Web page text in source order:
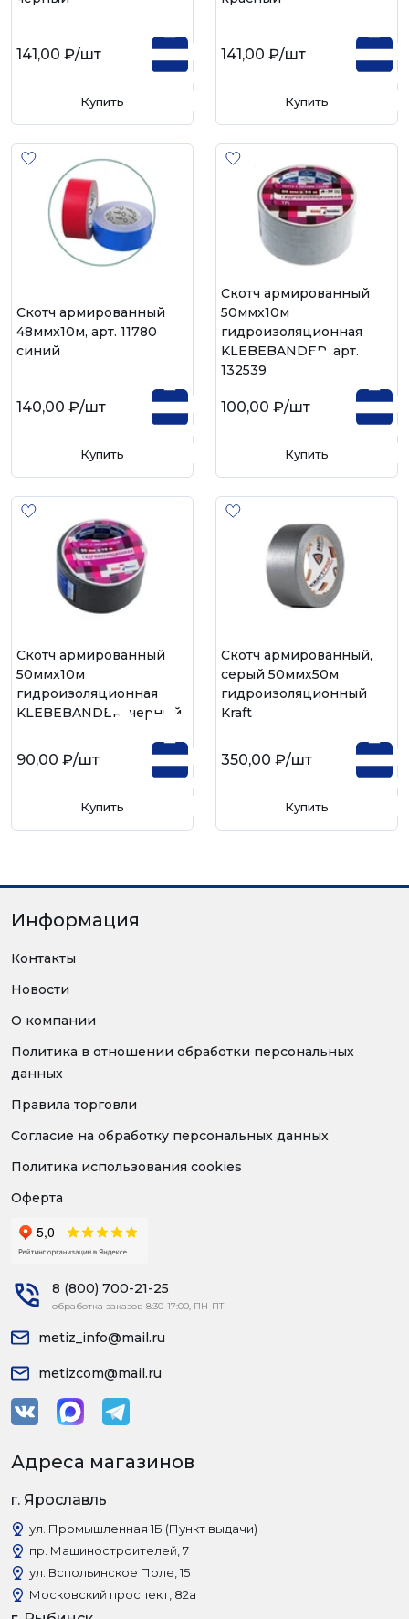
141,00 ₽/шт
Купить
141,00 ₽/шт
Купить
Скотч армированный
48ммх10м, арт. 11780
синий
140,00 ₽/шт
Купить
Скотч армированный
50ммх10м
гидроизоляционная
KLEBEBANDER, арт.
132539
100,00 ₽/шт
Купить
Скотч армированный
50ммх10м
гидроизоляционная
KLEBEBANDER, черный
90,00 ₽/шт
Купить
Скотч армированный,
серый 50ммх50м
гидроизоляционный
Kraft
350,00 ₽/шт
Купить
Информация
Контакты
Новости
О компании
Политика в отношении обработки персональных
данных
Правила торговли
Согласие на обработку персональных данных
Политика использования cookies
Оферта
8 (800) 700-21-25
обработка заказов 8:30-17:00, ПН-ПТ
metiz_info@mail.ru
metizcom@mail.ru
Адреса магазинов
г. Ярославль
ул. Промышленная 1Б (Пункт выдачи)
пр. Машиностроителей, 7
ул. Вспольинское Поле, 15
Московский проспект, 82а